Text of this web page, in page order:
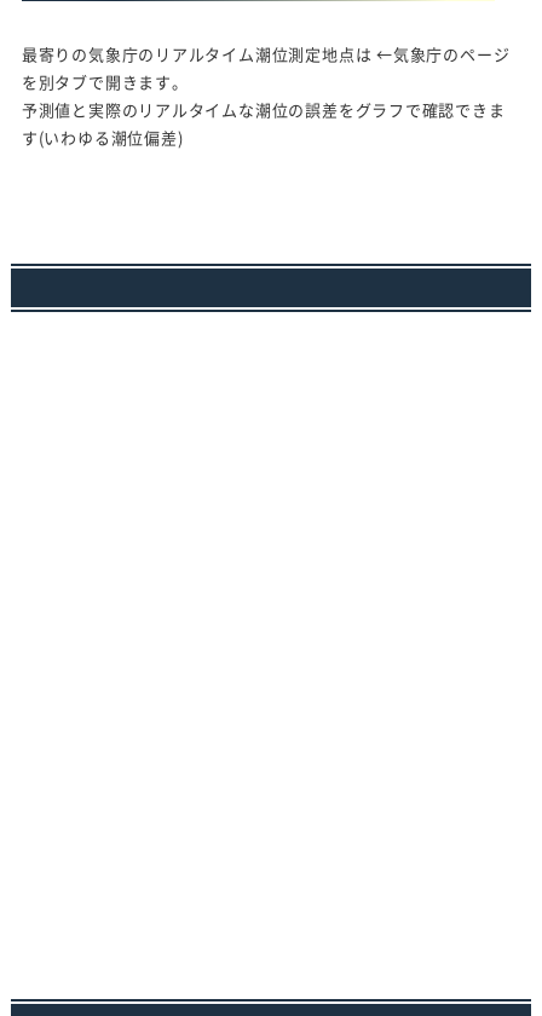
最寄りの気象庁のリアルタイム潮位測定地点は ←気象庁のページ
を別タブで開きます。
予測値と実際のリアルタイムな潮位の誤差をグラフで確認できま
す(いわゆる潮位偏差)